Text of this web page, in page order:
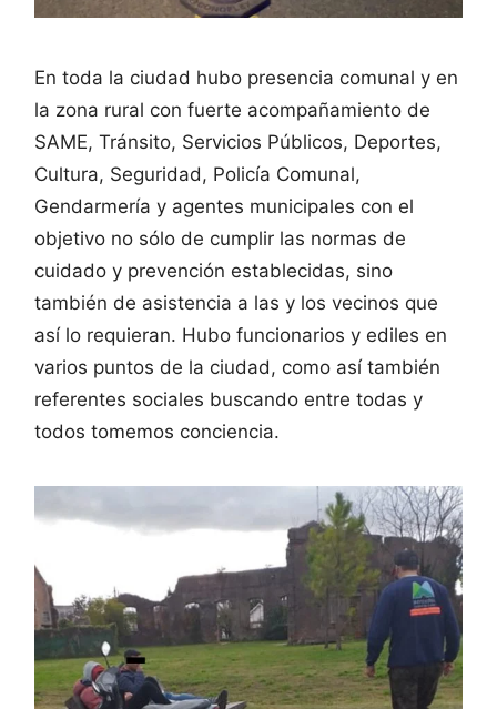
En toda la ciudad hubo presencia comunal y en
la zona rural con fuerte acompañamiento de
SAME, Tránsito, Servicios Públicos, Deportes,
Cultura, Seguridad, Policía Comunal,
Gendarmería y agentes municipales con el
objetivo no sólo de cumplir las normas de
cuidado y prevención establecidas, sino
también de asistencia a las y los vecinos que
así lo requieran. Hubo funcionarios y ediles en
varios puntos de la ciudad, como así también
referentes sociales buscando entre todas y
todos tomemos conciencia.